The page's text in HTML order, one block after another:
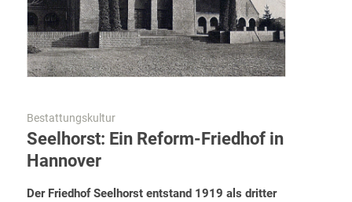
Bestattungskultur
Seelhorst: Ein Reform-Friedhof in
Hannover
Der Friedhof Seelhorst entstand 1919 als dritter